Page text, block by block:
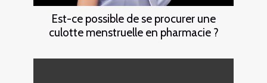
Est-ce possible de se procurer une
culotte menstruelle en pharmacie ?